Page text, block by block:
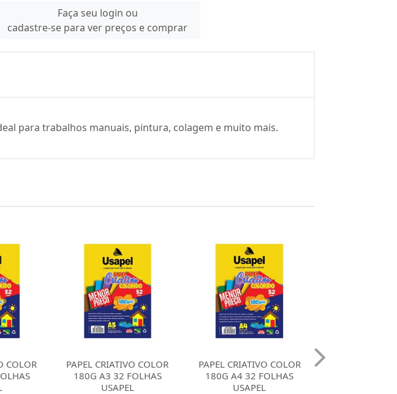
Faça seu login ou
cadastre-se para ver preços e comprar
para trabalhos manuais, pintura, colagem e muito mais.
COLOR
PAPEL CRIATIVO COLOR
180G A4 32 FOLHAS
USAPEL
PAPEL CRIATIVO COLOR
85G A3 32 FOLHAS
USAPEL